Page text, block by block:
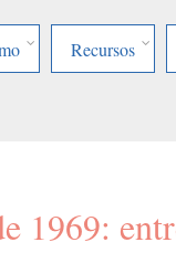
Recursos
1969: